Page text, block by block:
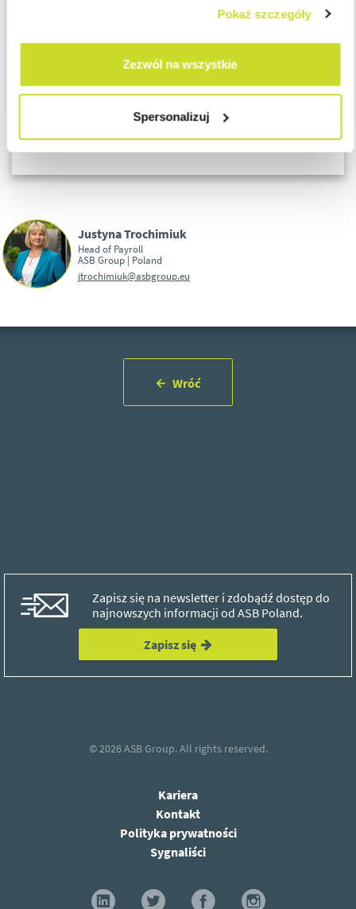
Pokaż szczegóły
Zezwól na wszystkie
Spersonalizuj
Junior Payroll Specialist
Justyna Trochimiuk
Head of Payroll
ASB Group | Poland
jtrochimiuk@asbgroup.eu
Wróć
Zapisz się na newsletter i zdobądź dostęp do
najnowszych informacji od ASB Poland.
Zapisz się
© 2026ASB Group.All rights reserved.
Kariera
Kontakt
Polityka prywatności
Sygnaliści